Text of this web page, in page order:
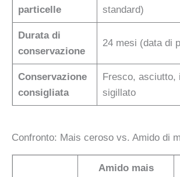
particelle
standard)
Durata di
conservazione
24 mesi (data di
Conservazione
consigliata
Fresco, asciutto,
sigillato
Confronto: Mais ceroso vs. Amido di
Amido mais